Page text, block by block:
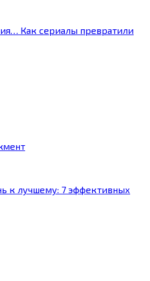
Как сериалы превратили
к лучшему: 7 эффективных